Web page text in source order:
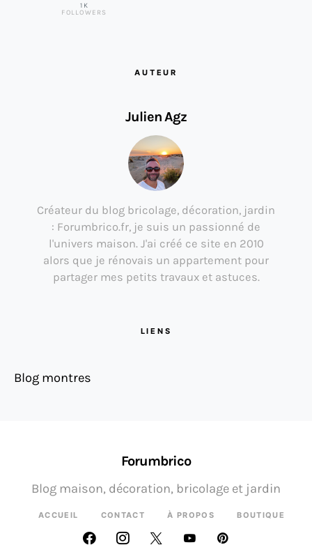
1K
FOLLOWERS
AUTEUR
Julien Agz
Créateur du blog bricolage, décoration, jardin
: Forumbrico.fr, je suis un passionné de
l'univers maison. J'ai créé ce site en 2010
alors que je rénovais un appartement pour
partager mes petits travaux et astuces.
LIENS
Blog montres
Forumbrico
ACCUEIL CONTACT À PROPOS BOUTIQUE
Blog maison, décoration, bricolage et jardin